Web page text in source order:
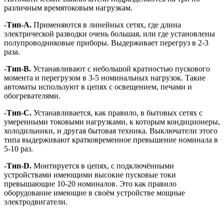
различным времятоковым нагрузкам.
-Тип-А. Применяются в линейных сетях, где длина
электрической разводки очень большая, или где установлены
полупроводниковые приборы. Выдерживает перегруз в 2-3
раза.
-Тип-В. Устанавливают с небольшой кратностью пускового
момента и перегрузом в 3-5 номинальных нагрузок. Такие
автоматы используют в цепях с освещением, печами и
обогревателями.
-Тип-С. Устанавливается, как правило, в бытовых сетях с
умеренными токовыми нагрузками, к которым кондиционеры,
холодильники, и другая бытовая техника. Выключатели этого
типа выдерживают кратковременное превышение номинала в
5-10 раз.
-Тип-D. Монтируется в цепях, с подключёнными
устройствами имеющими высокие пусковые токи
превышающие 10-20 номиналов. Это как правило
оборудование имеющие в своём устройстве мощные
электродвигатели.